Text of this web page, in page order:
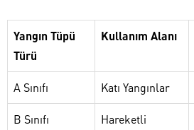
Yangın Tüpü
Türü
Kullanım Alanı
A Sınıfı Katı Yangınlar
B Sınıfı
Hareketli